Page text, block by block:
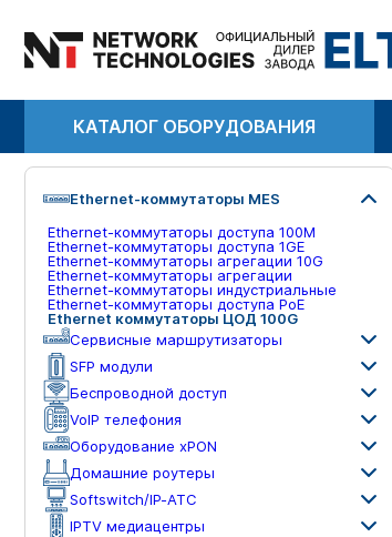
КАТАЛОГ ОБОРУДОВАНИЯ
Ethernet-коммутаторы MES
Ethernet-коммутаторы доступа 100М
Ethernet-коммутаторы доступа 1GE
Ethernet-коммутаторы агрегации 10G
Ethernet-коммутаторы агрегации
Ethernet-коммутаторы индустриальные
Ethernet-коммутаторы доступа PoE
Ethernet коммутаторы ЦОД 100G
Сервисные маршрутизаторы
SFP модули
Беспроводной доступ
VoIP телефония
Оборудование xPON
Домашние роутеры
Softswitch/IP-ATC
IPTV медиацентры